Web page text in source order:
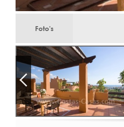
Foto's